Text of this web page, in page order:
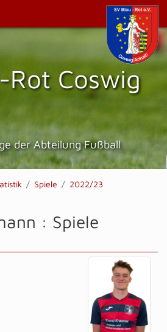
Rot Coswig
der Abteilung Fußball
Spiele
2022/23
: Spiele